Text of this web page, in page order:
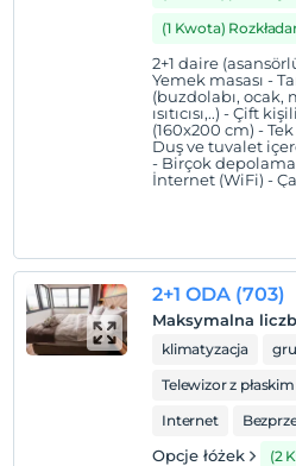
(1 Kwota)
2+1 daire
Yemek masası -
(buzdolabı, ocak,
ısıtıcısı,..) - Çift
(160x200 cm) -
Duş ve tuvalet
- Birçok depolama
İnternet (WiFi) -
2+1 ODA (703)
Maksymalna
klimatyzacja
Telewizor z
Internet
Opcje łóżek
(2